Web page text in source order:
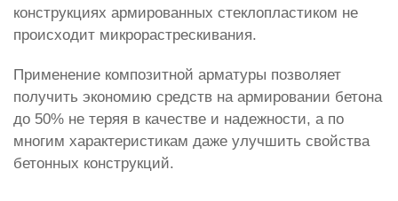
конструкциях армированных стеклопластиком не
происходит микрорастрескивания.
Применение композитной арматуры позволяет
получить экономию средств на армировании бетона
до 50% не теряя в качестве и надежности, а по
многим характеристикам даже улучшить свойства
бетонных конструкций.